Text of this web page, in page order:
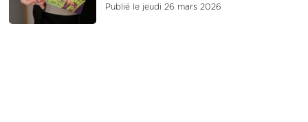
Publié le jeudi 26 mars 2026